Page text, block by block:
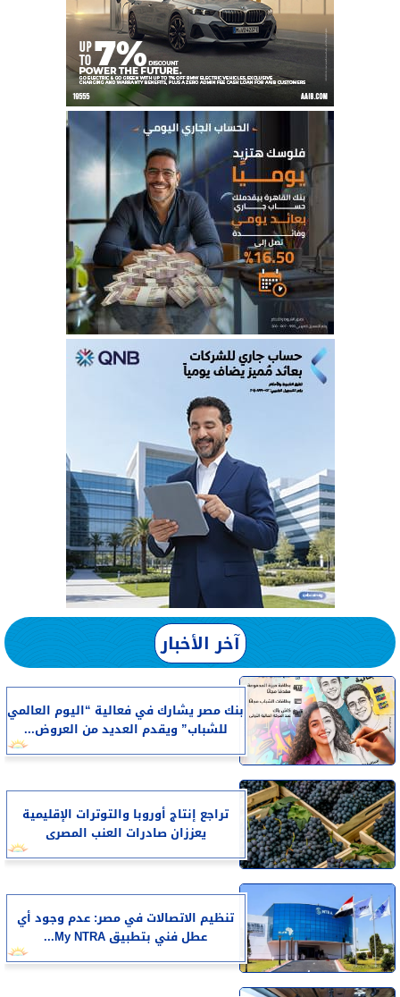
آخر الأخبار
بنك مصر يشارك في فعالية “اليوم العالمي
للشباب” ويقدم العديد من العروض...
تراجع إنتاج أوروبا والتوترات الإقليمية
يعززان صادرات العنب المصرى
تنظيم الاتصالات في مصر: عدم وجود أي
عطل فني بتطبيق My NTRA...